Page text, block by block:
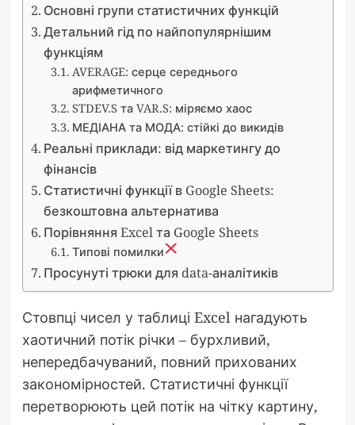
Основні групи статистичних функцій
Детальний гід по найпопулярнішим
функціям
AVERAGE: серце середнього
арифметичного
STDEV.S та VAR.S: міряємо хаос
МЕДІАНА та МОДА: стійкі до викидів
Реальні приклади: від маркетингу до
фінансів
Статистичні функції в Google Sheets:
безкоштовна альтернатива
Порівняння Excel та Google Sheets
Типові помилки
Просунуті трюки для data-аналітиків
Стовпці чисел у таблиці Excel нагадують
хаотичний потік річки – бурхливий,
непередбачуваний, повний прихованих
закономірностей. Статистичні функції
перетворюють цей потік на чітку картину,